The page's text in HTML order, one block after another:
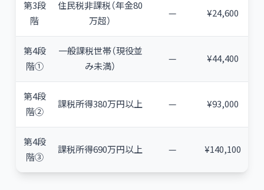
第3段
階
住民税非課税（年金80
万超）
— ¥24,600
第4段
階①
一般課税世帯（現役並
み未満）
— ¥44,400
第4段
階②
課税所得380万円以上 — ¥93,000
第4段
階③
課税所得690万円以上 — ¥140,100